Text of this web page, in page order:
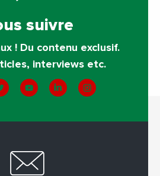
suivre
! Du contenu exclusif.
interviews etc.